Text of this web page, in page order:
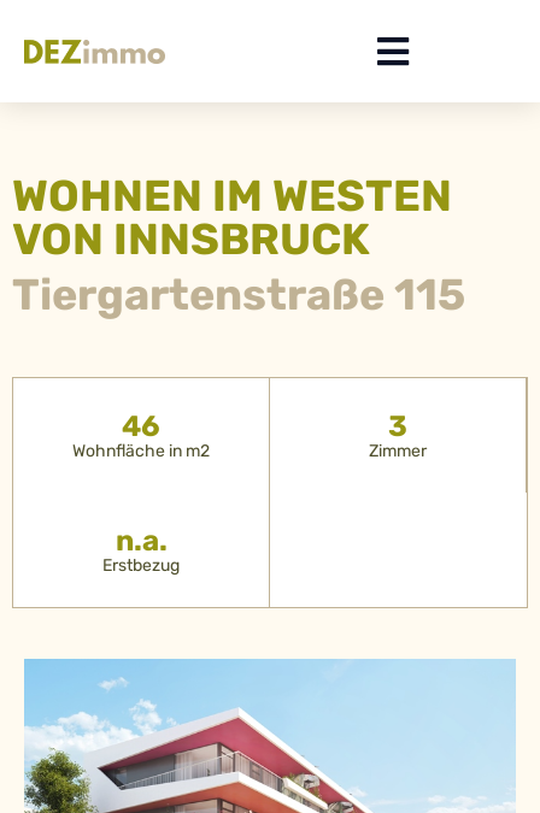
WOHNEN IM WESTEN
VON INNSBRUCK
Tiergartenstraße 115
46
Wohnfläche in m2
3
Zimmer
n.a.
Erstbezug